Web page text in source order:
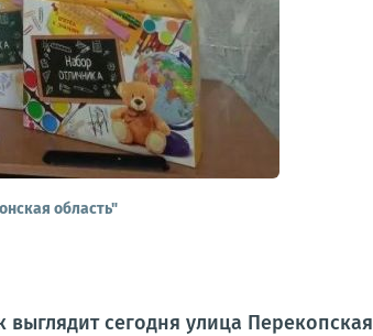
область"
выглядит сегодня улица Перекопская